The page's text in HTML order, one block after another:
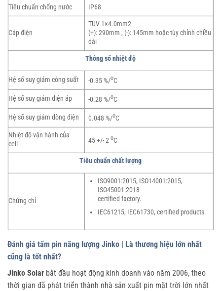
Tiêu chuẩn chống nước
IP68
Cáp điện
TUV 1×4.0mm2
(+): 290mm , (-): 145mm hoặc tùy chỉnh chiều
dài
Thông số nhiệt độ
Hệ số suy giảm công suất -0.35 %/oC
Hệ số suy giảm điện áp -0.28 %/oC
Hệ số suy giảm dòng điện 0.048 %/oC
Nhiệt độ vận hành của
cell
45 +/- 2oC
Tiêu chuẩn chất lượng
Chứng chỉ
ISO9001:2015, ISO14001:2015,
ISO45001:2018
certified factory.
IEC61215, IEC61730, certified products.
Đánh giá tấm pin năng lượng Jinko | Là thương hiệu lớn nhất
cũng là tốt nhất?
Jinko Solar bắt đầu hoạt động kinh doanh vào năm 2006, theo
thời gian đã phát triển thành nhà sản xuất pin mặt trời lớn nhất